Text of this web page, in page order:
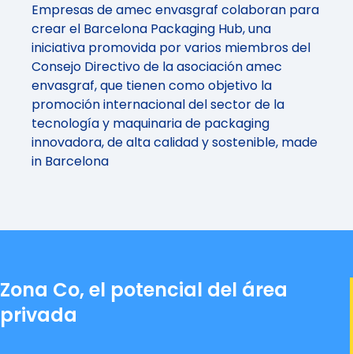
Empresas de amec envasgraf colaboran para
crear el Barcelona Packaging Hub, una
iniciativa promovida por varios miembros del
Consejo Directivo de la asociación amec
envasgraf, que tienen como objetivo la
promoción internacional del sector de la
tecnología y maquinaria de packaging
innovadora, de alta calidad y sostenible, made
in Barcelona
Zona Co, el potencial del área
privada